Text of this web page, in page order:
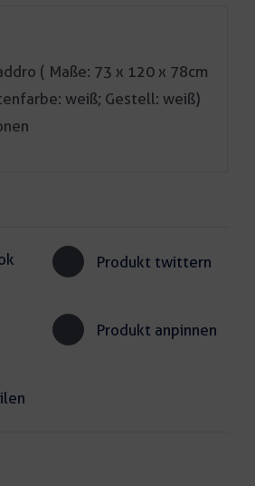
( Maße: 73 x 120 x 78cm
weiß; Gestell: weiß)
Produkt twittern
Produkt anpinnen